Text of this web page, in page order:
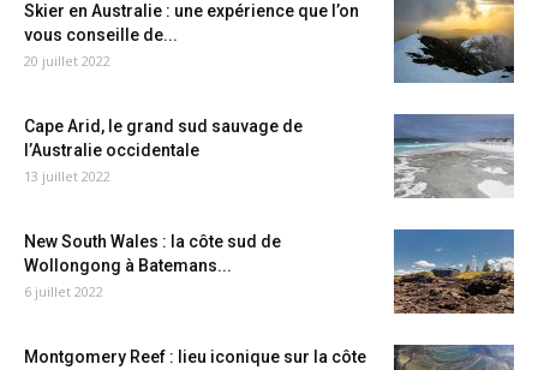
Skier en Australie : une expérience que l’on
vous conseille de...
20 juillet 2022
Cape Arid, le grand sud sauvage de
l’Australie occidentale
13 juillet 2022
New South Wales : la côte sud de
Wollongong à Batemans...
6 juillet 2022
Montgomery Reef : lieu iconique sur la côte